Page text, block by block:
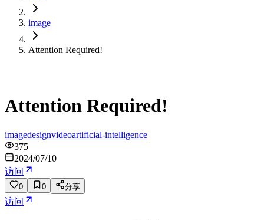
image
Attention Required!
Attention Required!
imagedesignvideoartificial-intelligence
375
2024/07/10
访问
0 0 分享
访问